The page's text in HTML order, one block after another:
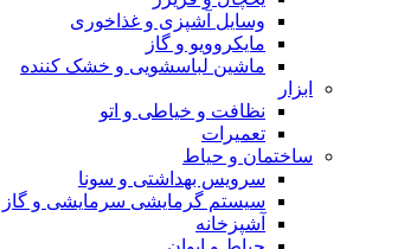
وسایل آشپزی و غذاخوری
مایکروویو و گاز
ماشین لباسشویی و خشک کننده
ابزار
نظافت و خیاطی و اتو
تعمیرات
ساختمان و حیاط
سرویس بهداشتی و سونا
سیستم گرمایشی سرمایشی و گاز
آشپزخانه